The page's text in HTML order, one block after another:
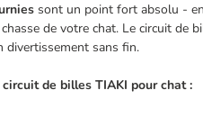
sont un point fort absolu -
de votre chat. Le circuit de
divertissement sans fin.
de billes TIAKI pour chat :